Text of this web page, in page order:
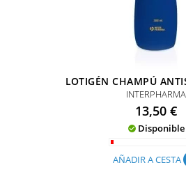
LOTIGÉN CHAMPÚ
INTERPHARMA
Precio
13,50 €
 Disponible
AÑADIR A CESTA